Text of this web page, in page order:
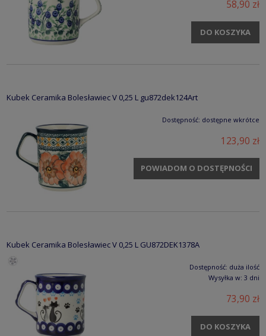
58,90 zł
DO KOSZYKA
Kubek Ceramika Bolesławiec V 0,25 L gu872dek124Art
Dostępność: dostępne wkrótce
123,90 zł
POWIADOM O DOSTĘPNOŚCI
Kubek Ceramika Bolesławiec V 0,25 L GU872DEK1378A
Dostępność: duża ilość
Wysyłka w: 3 dni
73,90 zł
DO KOSZYKA